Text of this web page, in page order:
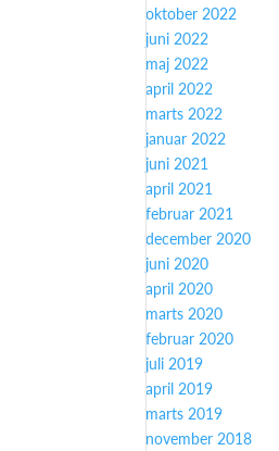
oktober 2022
juni 2022
maj 2022
april 2022
marts 2022
januar 2022
juni 2021
april 2021
februar 2021
december 2020
juni 2020
april 2020
marts 2020
februar 2020
juli 2019
april 2019
marts 2019
november 2018